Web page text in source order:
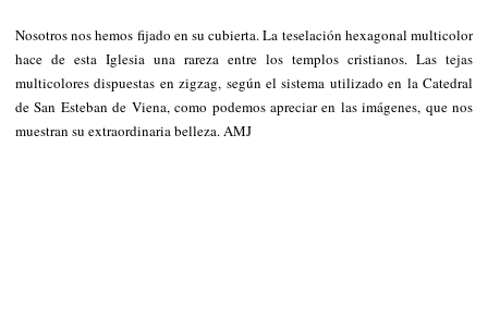
Nosotros nos hemos fijado en su cubierta. La teselación hexagonal multicolor
hace de esta Iglesia una rareza entre los templos cristianos. Las tejas
multicolores dispuestas en zigzag, según el sistema utilizado en la Catedral
de San Esteban de Viena, como podemos apreciar en las imágenes, que nos
muestran su extraordinaria belleza. AMJ